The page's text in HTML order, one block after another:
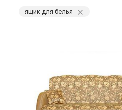
ящик для белья ⨯